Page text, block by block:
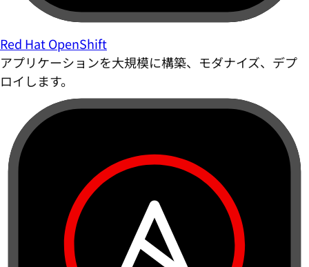
Red Hat OpenShift
アプリケーションを大規模に構築、モダナイズ、デプ
ロイします。